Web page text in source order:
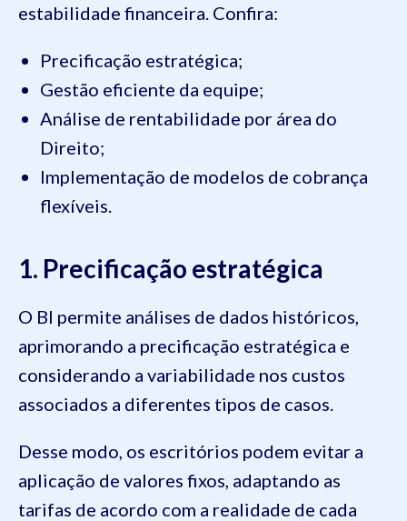
estabilidade financeira. Confira:
Precificação estratégica;
Gestão eficiente da equipe;
Análise de rentabilidade por área do
Direito;
Implementação de modelos de cobrança
flexíveis.
1. Precificação estratégica
O BI permite análises de dados históricos,
aprimorando a precificação estratégica e
considerando a variabilidade nos custos
associados a diferentes tipos de casos.
Desse modo, os escritórios podem evitar a
aplicação de valores fixos, adaptando as
tarifas de acordo com a realidade de cada